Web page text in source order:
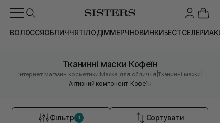
ВОЛОССЯОБЛИЧЧЯТІЛОДІММЕРЧНОВИНКИБЕСТСЕЛЕРИ
Тканинні маски Кофеїн
Інтернет магазин косметики |Маска для обличчя |Тканинні маски
Активний компонент: Кофеїн
Фільтр 1 Сортувати